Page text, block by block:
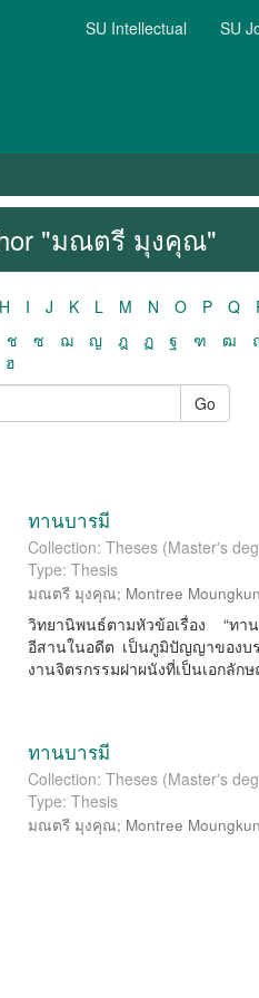
SU Intellectual SU
"มณตรี มุงคุณ"
H I J K L M N O P Q
ช ซ ฌ ญ ฎ ฏ ฐ ฑ ฒ
ฮ
Go
ทานบารมี
Collection: Theses (Master's
Type: Thesis
มณตรี มุงคุณ; Montree Moungkun
วิทยานิพนธ์ตามหัวข้อเรื่อง “ทา
อีสานในอดีต เป็นภูมิปัญญาของบ
งานจิตรกรรมฝาผนังที่เป็นเอกลัก
ทานบารมี
Collection: Theses (Master's
Type: Thesis
มณตรี มุงคุณ; Montree Moungkun